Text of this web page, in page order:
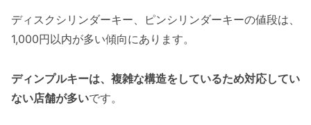
ディスクシリンダーキー、ピンシリンダーキーの値段は、
1,000円以内が多い傾向にあります。
ディンプルキーは、複雑な構造をしているため対応してい
ない店舗が多いです。